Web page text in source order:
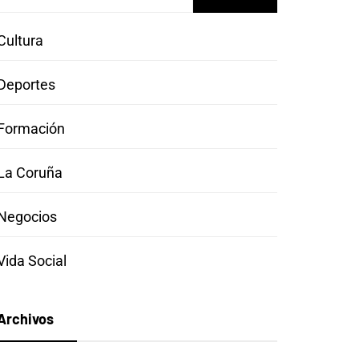
Coruña
Social